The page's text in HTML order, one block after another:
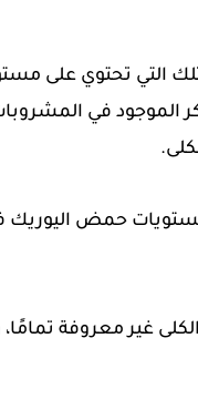
التي تحتوي على
الموجود في
حمض اليوريك
غير معروفة